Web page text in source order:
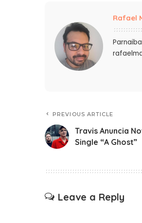
Rafael
PREVIOUS ARTICLE
Travis Anuncia
Single “A Ghost”
Leave a Reply